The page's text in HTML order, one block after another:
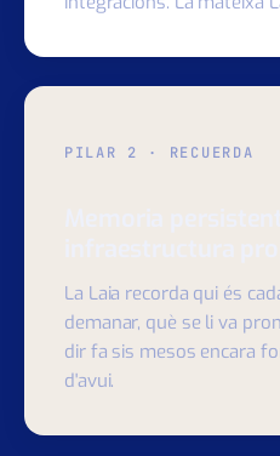
Discord amb instal·lació
Memoria
infraestructura
La Laia recorda qui és
demanar, què se li va